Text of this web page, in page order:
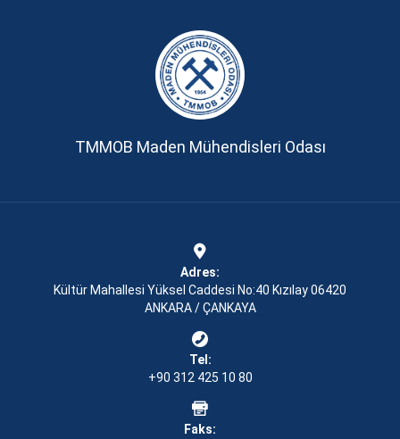
TMMOB Maden Mühendisleri Odası
Adres:
Kültür Mahallesi Yüksel Caddesi No:40 Kızılay 06420
ANKARA / ÇANKAYA
Tel:
+90 312 425 10 80
Faks: